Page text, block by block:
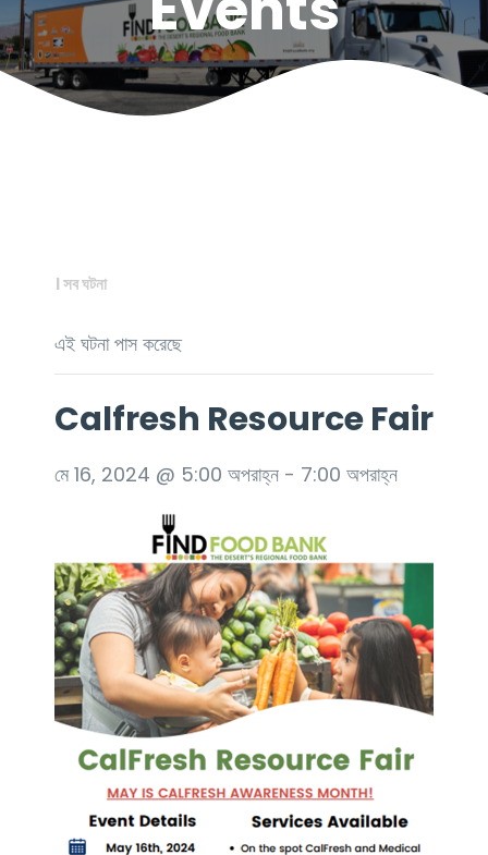
। সব ঘটনা
এই ঘটনা পাস করেছে
Calfresh Resource Fair
মে 16, 2024 @ 5:00 অপরাহ্ন - 7:00 অপরাহ্ন